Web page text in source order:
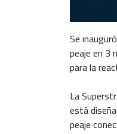
Se
peaje en 3
para la
La
está
peaje